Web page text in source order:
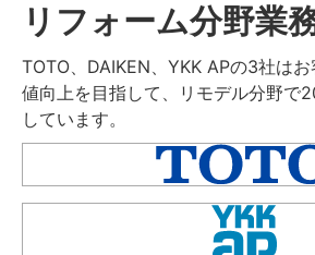
リフォーム分野業
TOTO、DAIKEN、YKK APの3社は
値向上を目指して、リモデル分野で
しています。